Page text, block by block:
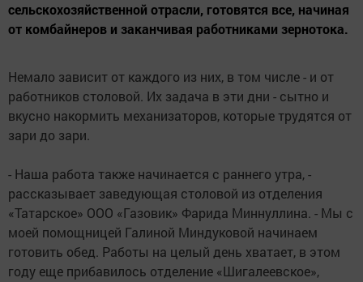
сельскохозяйственной отрасли, готовятся все, начиная
от комбайнеров и заканчивая работниками зернотока.
Немало зависит от каждого из них, в том числе - и от
работников столовой. Их задача в эти дни - сытно и
вкусно накормить механизаторов, которые трудятся от
зари до зари.
- Наша работа также начинается с раннего утра, -
рассказывает заведующая столовой из отделения
«Татарское» ООО «Газовик» Фарида Миннуллина. - Мы с
моей помощницей Галиной Миндуковой начинаем
готовить обед. Работы на целый день хватает, в этом
году еще прибавилось отделение «Шигалеевское»,